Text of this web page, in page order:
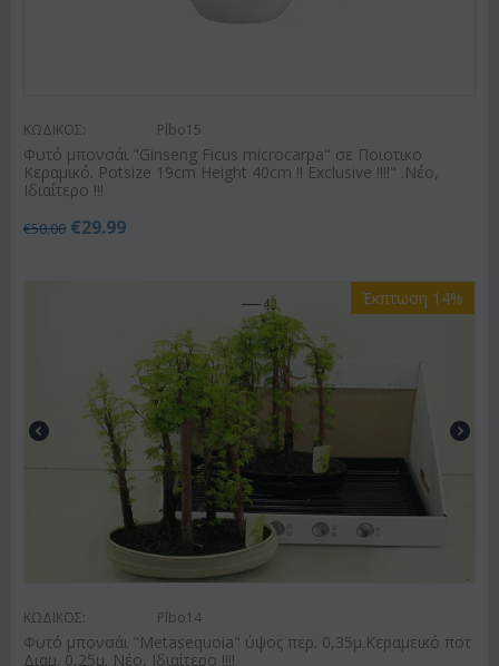
ΚΩΔΙΚΟΣ: Plbo15
Φυτό μπονσάι "Ginseng Ficus microcarpa" σε Ποιοτικο
Κεραμικό. Potsize 19cm Height 40cm !! Exclusive !!!!" .Νέο,
Ιδιαίτερο !!!
€50.00 €29.99
Έκπτωση 14%
ΚΩΔΙΚΟΣ: Plbo14
Φυτό μπονσάι "Metasequoia" ύψος περ. 0,35μ.Κεραμεικό ποτ
Διαμ. 0,25μ. Νέο, Ιδιαίτερο !!!!